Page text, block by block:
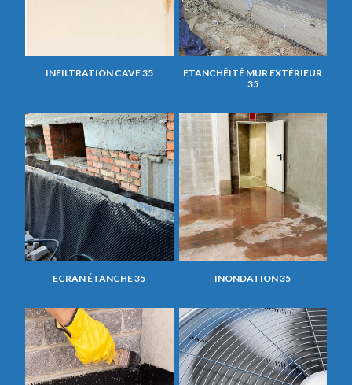
INFILTRATION CAVE 35
ETANCHÉITÉ MUR EXTÉRIEUR
35
ECRAN ÉTANCHE 35 INONDATION 35